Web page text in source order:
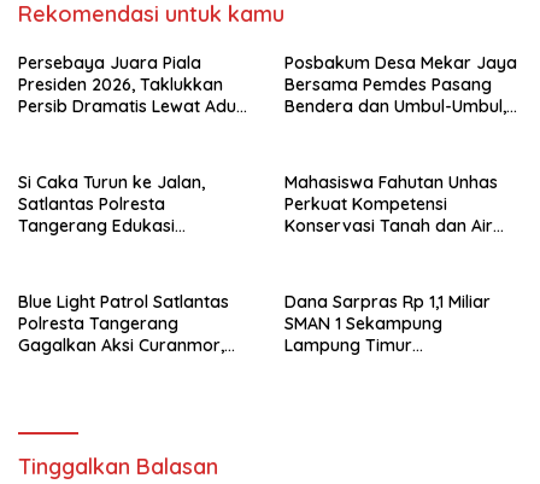
Rekomendasi untuk kamu
Persebaya Juara Piala
Presiden 2026, Taklukkan
Persib Dramatis Lewat Adu
Posbakum Desa Mekar Jaya
Bersama Pemdes Pasang
Bendera dan Umbul-Umbul,
Kebangsaan
Si Caka Turun ke Jalan,
Satlantas Polresta
Tangerang Edukasi
Mahasiswa Fahutan Unhas
Perkuat Kompetensi
Konservasi Tanah dan Air
Blue Light Patrol Satlantas
Polresta Tangerang
Gagalkan Aksi Curanmor,
Dana Sarpras Rp 1,1 Miliar
SMAN 1 Sekampung
Lampung Timur
Tinggalkan Balasan